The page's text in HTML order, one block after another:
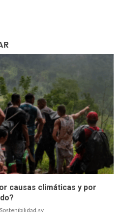
causas climáticas y por